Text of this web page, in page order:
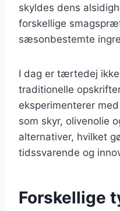
skyldes dens
forskellige
sæsonbestemte
I dag er tærtedej
traditionelle
eksperimenterer
som skyr, olivenolie
alternativer, hvilket
tidssvarende og
Forskellige